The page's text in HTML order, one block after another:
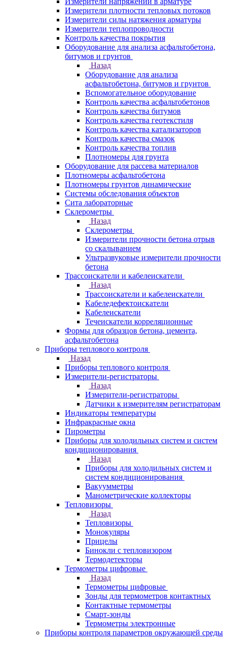
Измерители плотности тепловых потоков
Измерители силы натяжения арматуры
Измерители теплопроводности
Контроль качества покрытия
Оборудование для анализа асфальтобетона,
битумов и грунтов
Назад
Оборудование для анализа
асфальтобетона, битумов и грунтов
Вспомогательное оборудование
Контроль качества асфальтобетонов
Контроль качества битумов
Контроль качества геотекстиля
Контроль качества катализаторов
Контроль качества смазок
Контроль качества топлив
Плотномеры для грунта
Оборудование для рассева материалов
Плотномеры асфальтобетона
Плотномеры грунтов динамические
Системы обследования объектов
Сита лабораторные
Склерометры
Назад
Склерометры
Измерители прочности бетона отрыв
со скалыванием
Ультразвуковые измерители прочности
бетона
Трассоискатели и кабелеискатели
Назад
Трассоискатели и кабелеискатели
Кабеледефектоискатели
Кабелеискатели
Течеискатели корреляционные
Формы для образцов бетона, цемента,
асфальтобетона
Приборы теплового контроля
Назад
Приборы теплового контроля
Измерители-регистраторы
Назад
Измерители-регистраторы
Датчики к измерителям регистраторам
Индикаторы температуры
Инфракрасные окна
Пирометры
Приборы для холодильных систем и систем
кондиционирования
Назад
Приборы для холодильных систем и
систем кондиционирования
Вакуумметры
Манометрические коллекторы
Тепловизоры
Назад
Тепловизоры
Монокуляры
Прицелы
Бинокли с тепловизором
Термодетекторы
Термометры цифровые
Назад
Термометры цифровые
Зонды для термометров контактных
Контактные термометры
Смарт-зонды
Термометры электронные
Приборы контроля параметров окружающей среды